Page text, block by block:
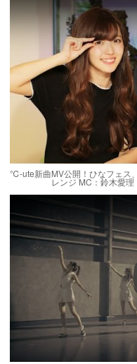
℃-ute新曲MV公開！ひなフェス
レンジ MC：鈴木愛